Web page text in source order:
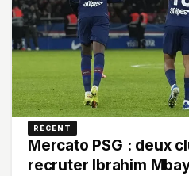
RÉCENT
Mercato PSG : deux
recruter Ibrahim